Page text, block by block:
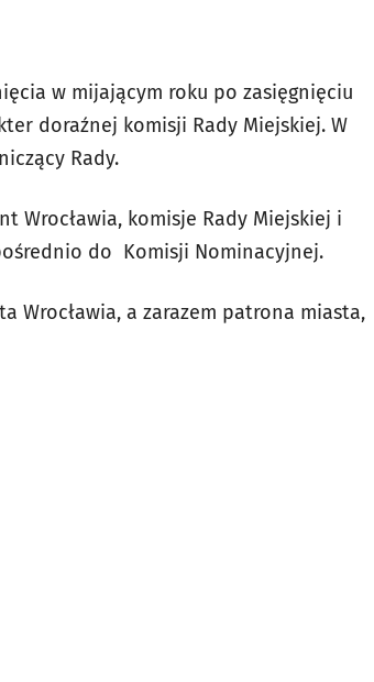
w mijającym roku po zasięgnięciu
doraźnej komisji Rady Miejskiej. W
Rady.
Wrocławia, komisje Rady Miejskiej i
do Komisji Nominacyjnej.
Wrocławia, a zarazem patrona miasta,